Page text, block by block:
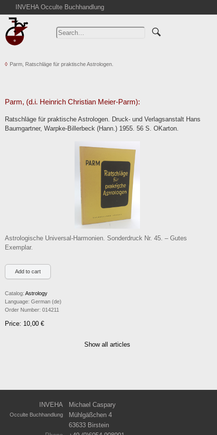
INVEHA Occulte Buchhandlung
Home
Advanced Search
Cart
Contact
Parm, Ratschläge für praktische Astrologen.
Parm, (d.i. Heinrich Christian Meier-Parm):
Ratschläge für praktische Astrologen. Druck- und Verlagsanstalt Hans
Baumgartner, Warpke-Billerbeck (Hann.) 1955. 56 S. OKarton.
Astrologische Universal-Harmonien. Sonderdruck Nr. 45. – Gutes
Exemplar.
Catalog: Astrology
Language: German (de)
Order Number: 014211
Price: 10,00 €
Show all articles
INVEHA Michael Caspary
Occulte Buchhandlung
Mühlgäßchen 4
63633 Birstein